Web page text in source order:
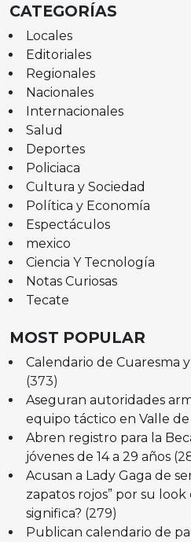
CATEGORÍAS
Locales
Editoriales
Regionales
Nacionales
Internacionales
Salud
Deportes
Policiaca
Cultura y Sociedad
Política y Economía
Espectáculos
mexico
Ciencia Y Tecnología
Notas Curiosas
Tecate
MOST POPULAR
Calendario de Cuaresma
(373)
Aseguran autoridades
equipo táctico en Valle de
Abren registro para la
jóvenes de 14 a 29 años
Acusan a Lady Gaga de
zapatos rojos” por su
significa? (279)
Publican calendario de